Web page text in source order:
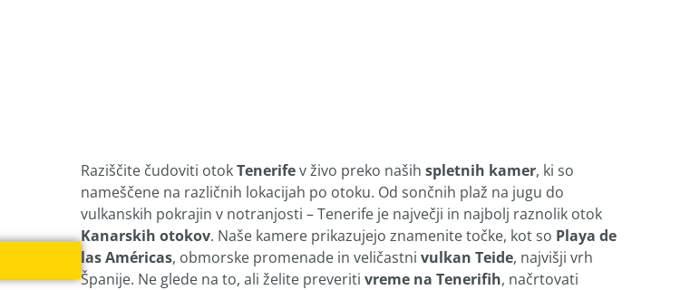
Raziščite čudoviti otokTenerifev živo preko naših spletnih kamer, ki so
nameščene na različnih lokacijah po otoku. Od sončnih plaž na jugu do
vulkanskih pokrajin v notranjosti – Tenerife je največji in najbolj raznolik otok
Kanarskih otokov. Naše kamere prikazujejo znamenite točke, kot so Playa de
las Américas, obmorske promenade in veličastni vulkan Teide, najvišji vrh
Španije. Ne glede na to, ali želite preveriti vreme na Tenerifih, načrtovati